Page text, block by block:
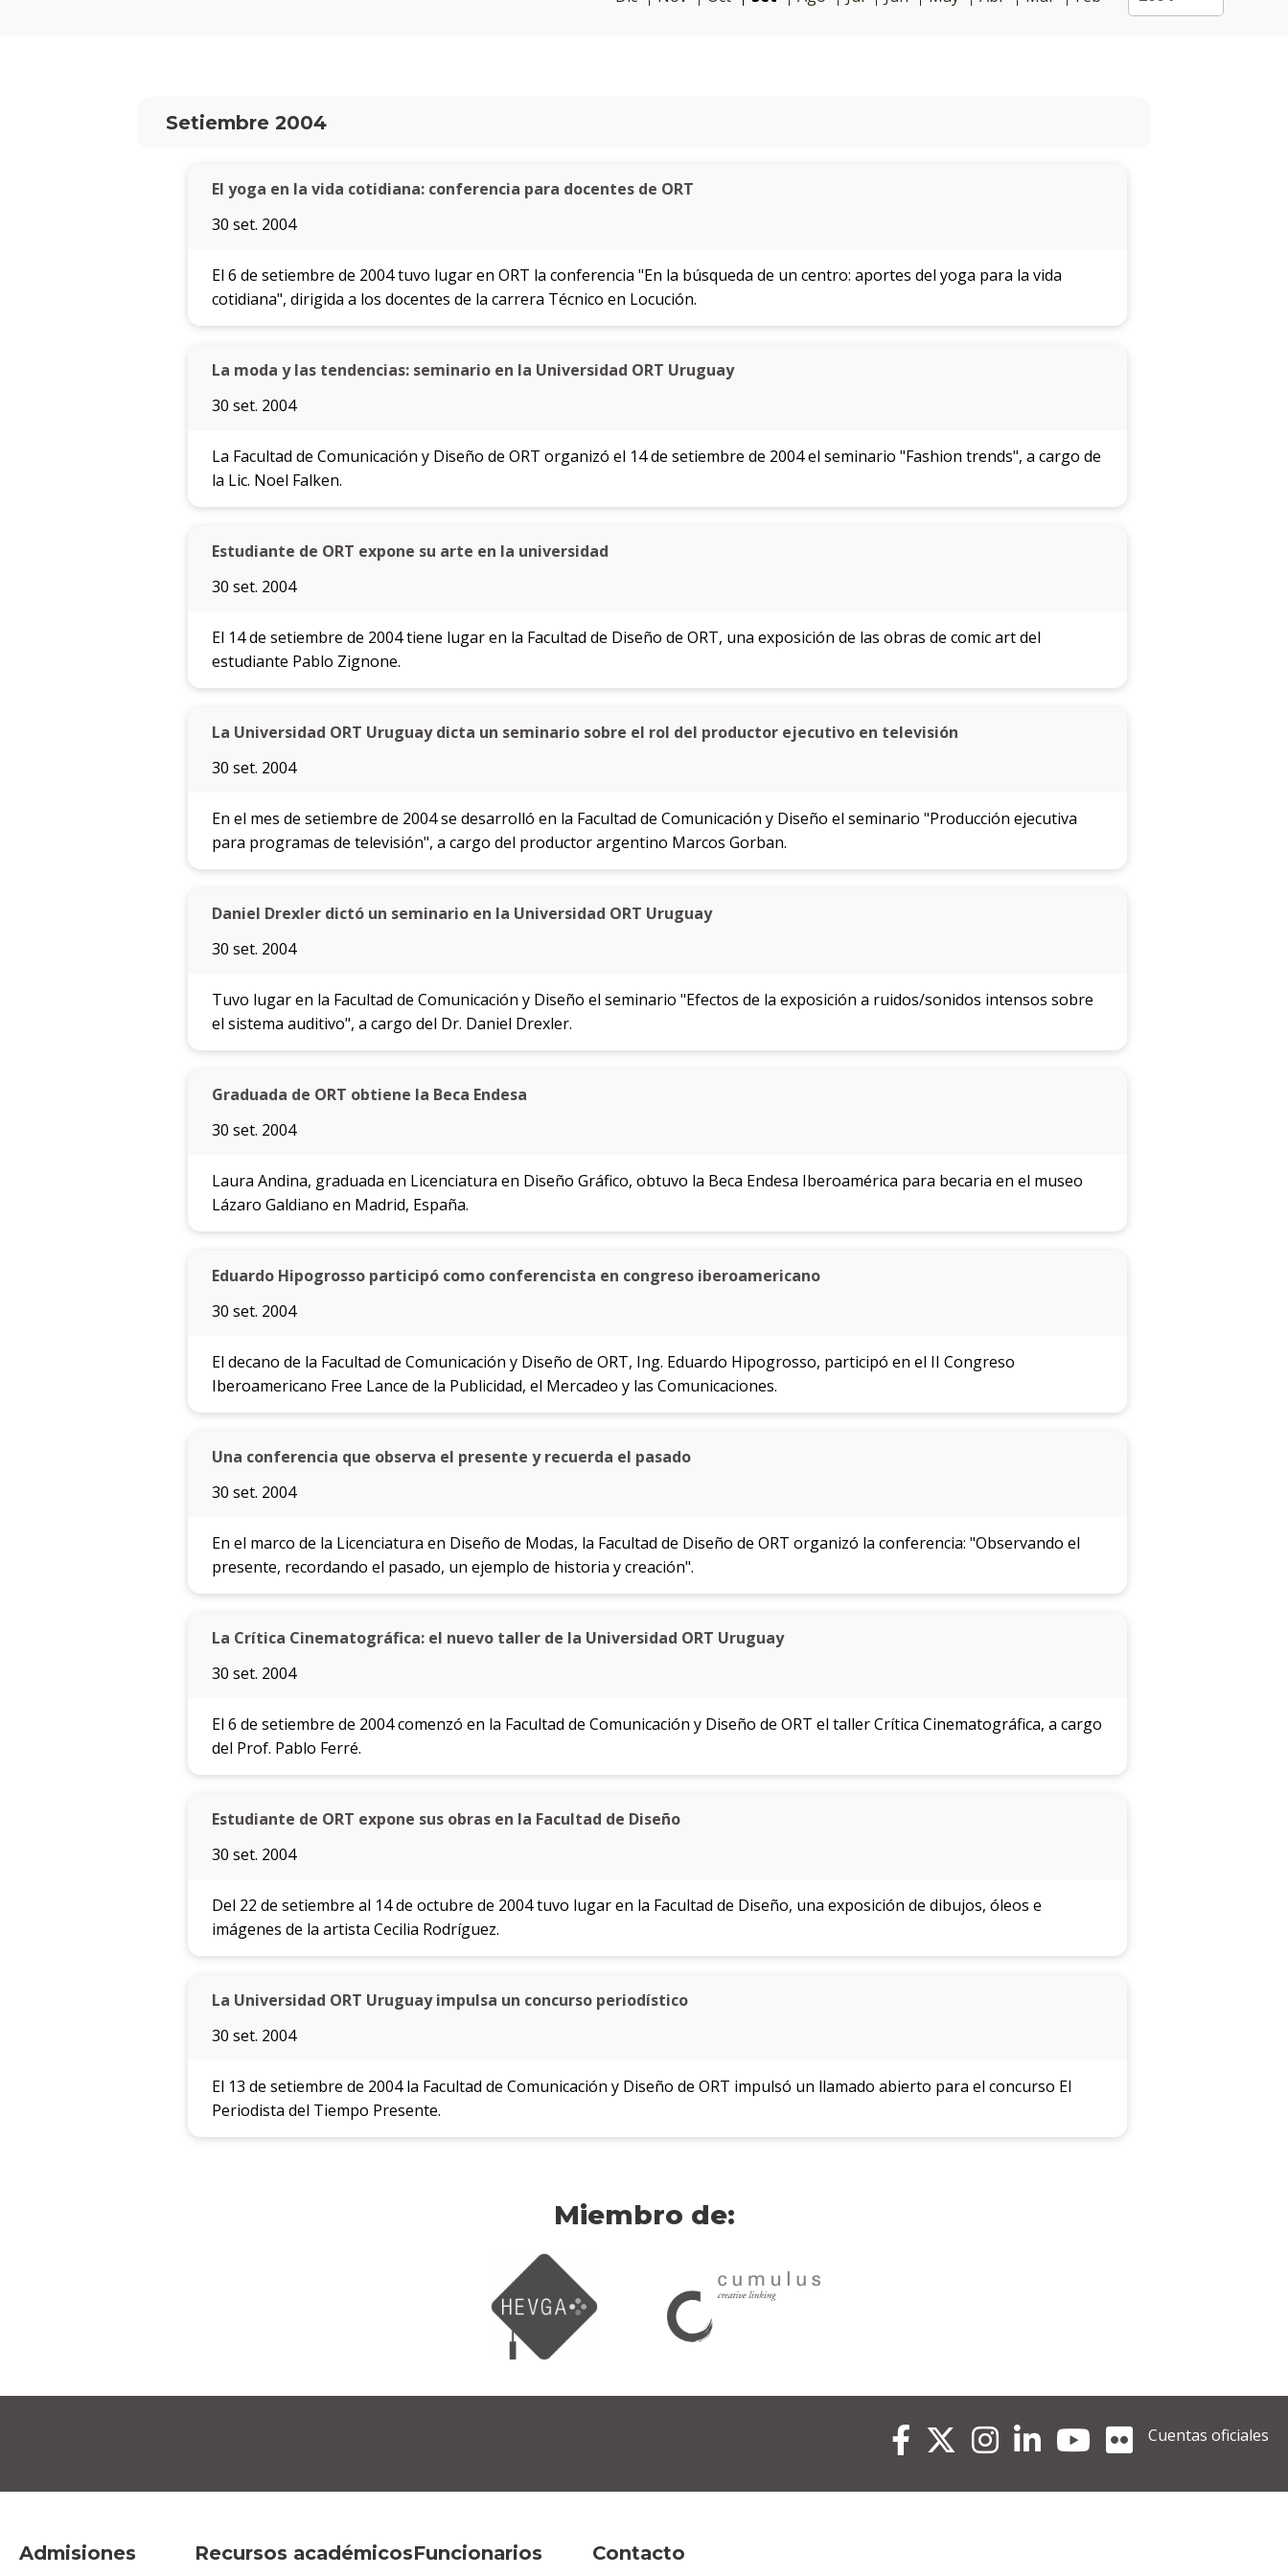
Setiembre 2004
El yoga en la vida cotidiana: conferencia para docentes de ORT
30 set. 2004
El 6 de setiembre de 2004 tuvo lugar en ORT la conferencia "En la búsqueda de un centro: aportes del yoga para la vida
cotidiana", dirigida a los docentes de la carrera Técnico en Locución.
La moda y las tendencias: seminario en la Universidad ORT Uruguay
30 set. 2004
La Facultad de Comunicación y Diseño de ORT organizó el 14 de setiembre de 2004 el seminario "Fashion trends", a cargo de
la Lic. Noel Falken.
Estudiante de ORT expone su arte en la universidad
30 set. 2004
El 14 de setiembre de 2004 tiene lugar en la Facultad de Diseño de ORT, una exposición de las obras de comic art del
estudiante Pablo Zignone.
La Universidad ORT Uruguay dicta un seminario sobre el rol del productor ejecutivo en televisión
30 set. 2004
En el mes de setiembre de 2004 se desarrolló en la Facultad de Comunicación y Diseño el seminario "Producción ejecutiva
para programas de televisión", a cargo del productor argentino Marcos Gorban.
Daniel Drexler dictó un seminario en la Universidad ORT Uruguay
30 set. 2004
Tuvo lugar en la Facultad de Comunicación y Diseño el seminario "Efectos de la exposición a ruidos/sonidos intensos sobre
el sistema auditivo", a cargo del Dr. Daniel Drexler.
Graduada de ORT obtiene la Beca Endesa
30 set. 2004
Laura Andina, graduada en Licenciatura en Diseño Gráfico, obtuvo la Beca Endesa Iberoamérica para becaria en el museo
Lázaro Galdiano en Madrid, España.
Eduardo Hipogrosso participó como conferencista en congreso iberoamericano
30 set. 2004
El decano de la Facultad de Comunicación y Diseño de ORT, Ing. Eduardo Hipogrosso, participó en el II Congreso
Iberoamericano Free Lance de la Publicidad, el Mercadeo y las Comunicaciones.
Una conferencia que observa el presente y recuerda el pasado
30 set. 2004
En el marco de la Licenciatura en Diseño de Modas, la Facultad de Diseño de ORT organizó la conferencia: "Observando el
presente, recordando el pasado, un ejemplo de historia y creación".
La Crítica Cinematográfica: el nuevo taller de la Universidad ORT Uruguay
30 set. 2004
El 6 de setiembre de 2004 comenzó en la Facultad de Comunicación y Diseño de ORT el taller Crítica Cinematográfica, a cargo
del Prof. Pablo Ferré.
Estudiante de ORT expone sus obras en la Facultad de Diseño
30 set. 2004
Del 22 de setiembre al 14 de octubre de 2004 tuvo lugar en la Facultad de Diseño, una exposición de dibujos, óleos e
imágenes de la artista Cecilia Rodríguez.
La Universidad ORT Uruguay impulsa un concurso periodístico
30 set. 2004
El 13 de setiembre de 2004 la Facultad de Comunicación y Diseño de ORT impulsó un llamado abierto para el concurso El
Periodista del Tiempo Presente.
Miembro de:
Admisiones Recursos académicosFuncionarios Contacto
Cuentas oficiales